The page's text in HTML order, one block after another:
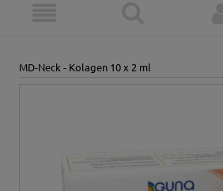
MD-Neck - Kolagen 10 x 2 ml